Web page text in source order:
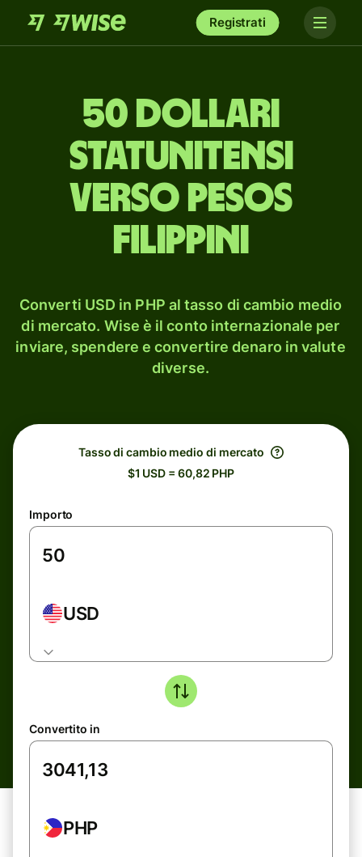
Registrati
50 dollari
statunitensi
verso pesos
filippini
Converti USD in PHP al tasso di cambio medio
di mercato. Wise è il conto internazionale per
inviare, spendere e convertire denaro in valute
diverse.
Tasso di cambio medio di mercato
$1 USD = 60,82 PHP
Importo
USD
Convertito in
PHP